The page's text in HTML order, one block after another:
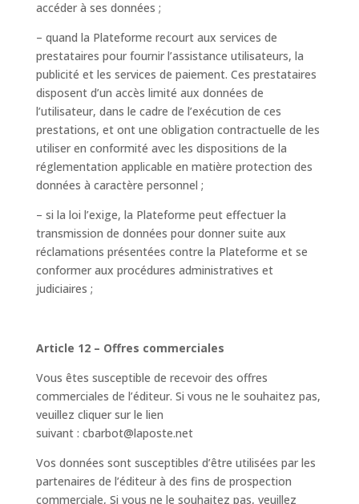
accéder à ses données ;
– quand la Plateforme recourt aux services de
prestataires pour fournir l’assistance utilisateurs, la
publicité et les services de paiement. Ces prestataires
disposent d’un accès limité aux données de
l’utilisateur, dans le cadre de l’exécution de ces
prestations, et ont une obligation contractuelle de les
utiliser en conformité avec les dispositions de la
réglementation applicable en matière protection des
données à caractère personnel ;
– si la loi l’exige, la Plateforme peut effectuer la
transmission de données pour donner suite aux
réclamations présentées contre la Plateforme et se
conformer aux procédures administratives et
judiciaires ;
Article 12 – Offres commerciales
Vous êtes susceptible de recevoir des offres
commerciales de l’éditeur. Si vous ne le souhaitez pas,
veuillez cliquer sur le lien
suivant : cbarbot@laposte.net
Vos données sont susceptibles d’être utilisées par les
partenaires de l’éditeur à des fins de prospection
commerciale, Si vous ne le souhaitez pas, veuillez